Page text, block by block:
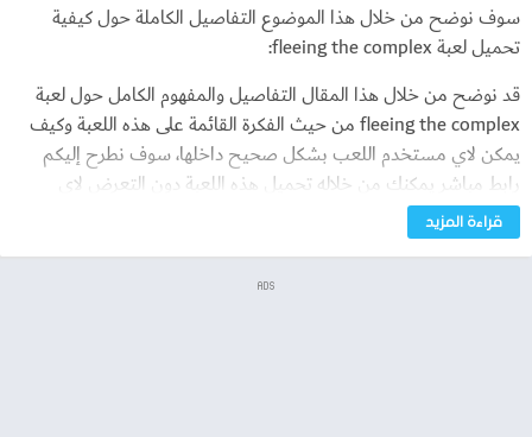
سوف نوضح من خلال هذا الموضوع التفاصيل الكاملة حول كيفية
تحميل لعبة fleeing the complex:
قد نوضح من خلال هذا المقال التفاصيل والمفهوم الكامل حول لعبة
fleeing the complex من حيث الفكرة القائمة على هذه اللعبة وكيف
يمكن لاي مستخدم اللعب بشكل صحيح داخلها، سوف نطرح إليكم
رابط مباشر يمكنك من خلاله تحميل هذه اللعبة دون التعرض لاي
مشاكل أثناء التحميل ويمكنك التحميل بشكل مباشر بمجرد الضغط
على الرابط وسوف نوضح ذلك، وسوف نطرح اهم مميزات هذه اللعبة
على هيئة نقاط متتالية سوف نوضحها فيما بعد، وسوف نوضح الآن من
قراءة المزيد
ADS